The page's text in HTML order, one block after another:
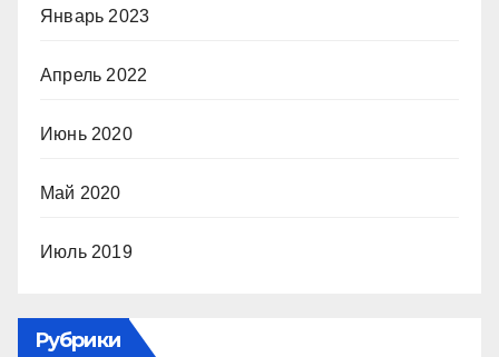
Январь 2023
Апрель 2022
Июнь 2020
Май 2020
Июль 2019
Рубрики